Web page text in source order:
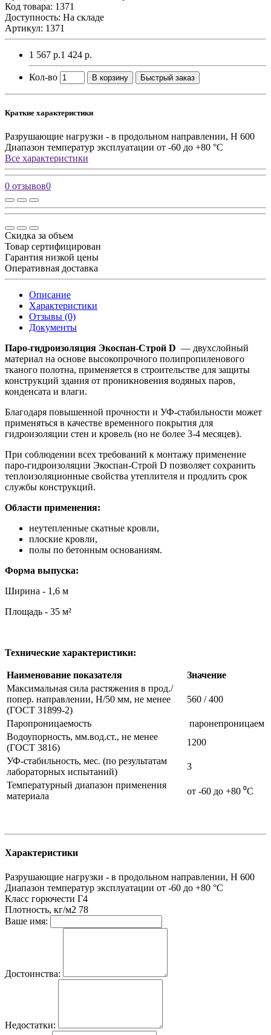
Код товара: 1371
Доступность: На складе
Артикул: 1371
1 567 р.1 424 р.
Кол-во В корзину Быстрый заказ
Краткие характеристики
Разрушающие нагрузки - в продольном направлении, Н 600
Диапазон температур эксплуатации от -60 до +80 °С
Все характеристики
0 отзывов0
Скидка за объем
Товар сертифицирован
Гарантия низкой цены
Оперативная доставка
Описание
Характеристики
Отзывы (0)
Документы
Паро-гидроизоляция Экоспан-Строй D — двухслойный
материал на основе высокопрочного полипропиленового
тканого полотна, применяется в строительстве для защиты
конструкций здания от проникновения водяных паров,
конденсата и влаги.
Благодаря повышенной прочности и УФ-стабильности может
применяться в качестве временного покрытия для
гидроизоляции стен и кровель (но не более 3-4 месяцев).
При соблюдении всех требований к монтажу применение
паро-гидроизоляции Экоспан-Строй D позволяет сохранить
теплоизоляционные свойства утеплителя и продлить срок
службы конструкций.
Области применения:
неутепленные скатные кровли,
плоские кровли,
полы по бетонным основаниям.
Форма выпуска:
Ширина - 1,6 м
Площадь - 35 м²
Технические характеристики:
Наименование показателя
Значение
Максимальная сила растяжения в прод./
попер. направлении, Н/50 мм, не менее
(ГОСТ 31899-2)
560 / 400
Паропроницаемость
паронепроницаем
Водоупорность, мм.вод.ст., не менее
(ГОСТ 3816)
1200
УФ-стабильность, мес. (по результатам
лабораторных испытаний)
3
Температурный диапазон применения
материала
от -60 до +80 ⁰С
Характеристики
Разрушающие нагрузки - в продольном направлении, Н 600
Диапазон температур эксплуатации от -60 до +80 °С
Класс горючести Г4
Плотность, кг/м2 78
Ваше имя:
Достоинства:
Недостатки: